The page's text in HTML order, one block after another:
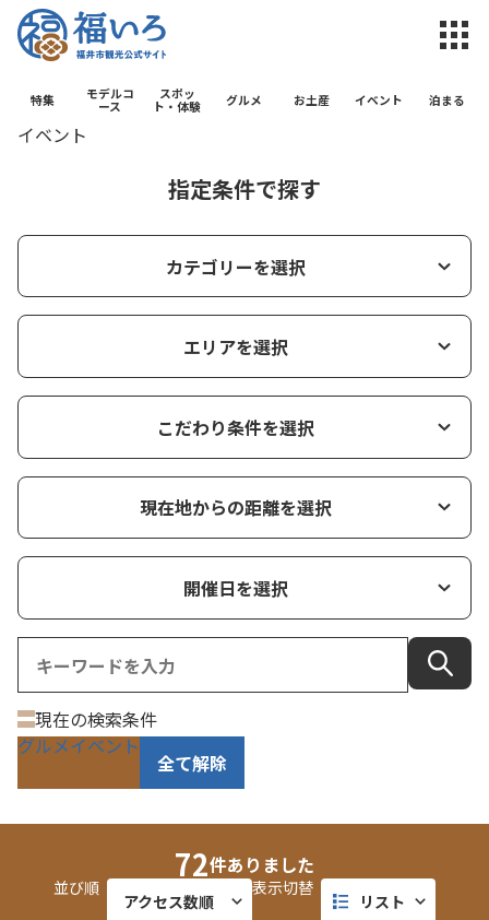
福井市観光
特集
モデルコ
ース
スポッ
ト・体験
グルメ お土産 イベント 泊まる
イベント
指定条件で探す
カテゴリーを選択
エリアを選択
こだわり条件を選択
現在地からの距離を選択
開催日を選択
現在の検索条件
グルメイベント
全て解除
72件ありました
並び順
アクセス数順
表示切替
リスト